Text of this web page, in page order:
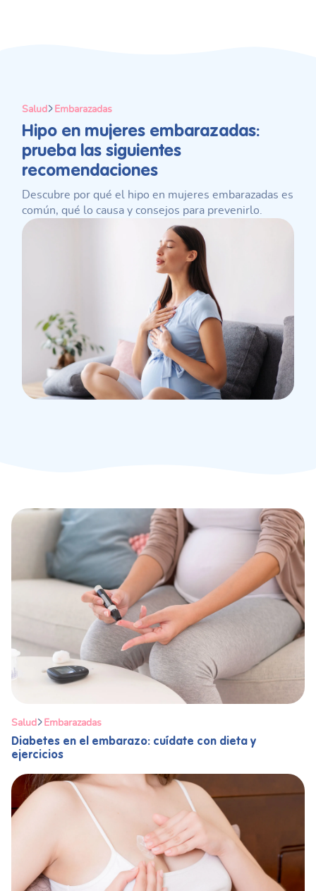
Salud Embarazadas
Hipo en mujeres embarazadas:
prueba las siguientes
recomendaciones
Descubre por qué el hipo en mujeres embarazadas es
común, qué lo causa y consejos para prevenirlo.
Salud Embarazadas
Diabetes en el embarazo: cuídate con dieta y
ejercicios